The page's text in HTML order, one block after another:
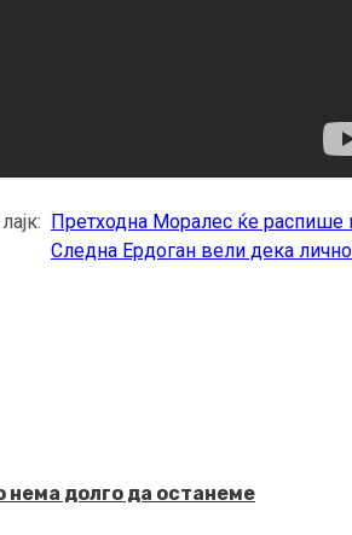
Претходна Моралес ќе распише
Следна Ердоган вели дека
нема долго да останеме